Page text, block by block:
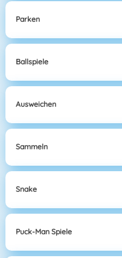
Parken
Ballspiele
Ausweichen
Sammeln
Snake
Puck-Man Spiele